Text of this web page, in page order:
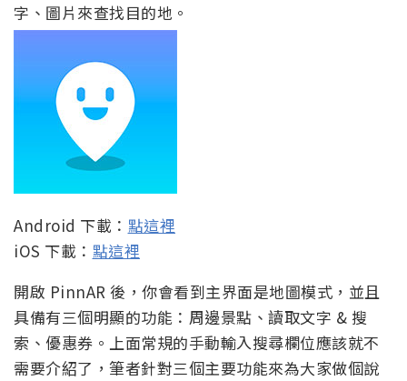
字、圖片來查找目的地。
Android 下載： 點這裡
iOS 下載： 點這裡
開啟 PinnAR 後，你會看到主界面是地圖模式，並且
具備有三個明顯的功能：周邊景點、讀取文字 & 搜
索、優惠券。上面常規的手動輸入搜尋欄位應該就不
需要介紹了，筆者針對三個主要功能來為大家做個說